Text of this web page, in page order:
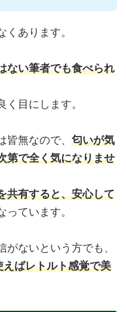
あります。
ない筆者でも食べられ
目にします。
無なので、 匂いが気
第で全く気になりませ
共有すると、安心して
っています。
ないという方でも、
えばレトルト感覚で美